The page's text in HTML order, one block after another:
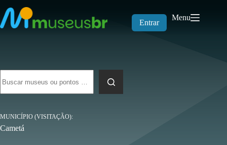
para
o
conteúdo
Entrar
Menu
resultados
MUNICÍPIO (VISITAÇÃO)
Cametá